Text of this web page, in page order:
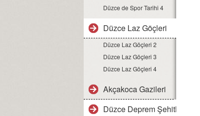
Düzce de Spor Tarihi 4
Düzce Laz Göçleri
Düzce Laz Göçleri 2
Düzce Laz Göçleri 3
Düzce Laz Göçleri 4
Akçakoca Gazileri
Düzce Deprem Şehitleri